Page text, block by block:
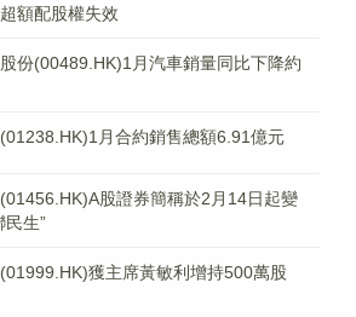
額配股權失效
份(00489.HK)1月汽車銷量同比下降約
月合約銷售總額6.91億元
股證券簡稱於2月14日起變
民生”
獲主席黃敏利增持500萬股